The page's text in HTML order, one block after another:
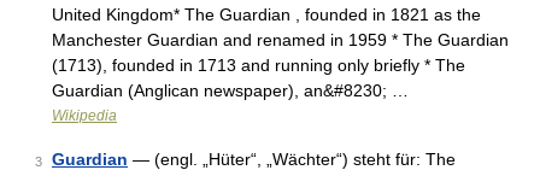
United Kingdom* The Guardian , founded in 1821 as the
Manchester Guardian and renamed in 1959 * The Guardian
(1713), founded in 1713 and running only briefly * The
Guardian (Anglican newspaper), an&#8230; …
Wikipedia
3 Guardian — (engl. „Hüter“, „Wächter“) steht für: The